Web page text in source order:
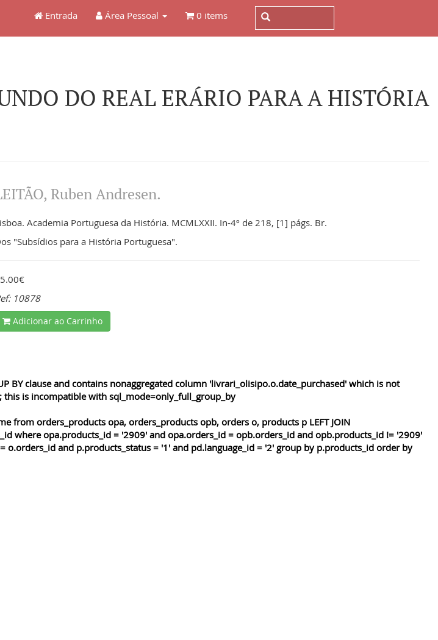
Entrada Área Pessoal 0 items
DO REAL ERÁRIO PARA A HISTÓRIA
Ruben Andresen.
Academia Portuguesa da História. MCMLXXII. In-4º de 218, [1] págs. Br.
"Subsídios para a História Portuguesa".
10878
Adicionar ao Carrinho
BY clause and contains nonaggregated column 'livrari_olisipo.o.date_purchased' which is not
is incompatible with sql_mode=only_full_group_by
from orders_products opa, orders_products opb, orders o, products p LEFT JOIN
where opa.products_id = '2909' and opa.orders_id = opb.orders_id and opb.products_id != '2909'
and p.products_status = '1' and pd.language_id = '2' group by p.products_id order by